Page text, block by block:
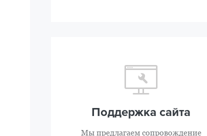
Поддержка сайта
Мы предлагаем сопровождение